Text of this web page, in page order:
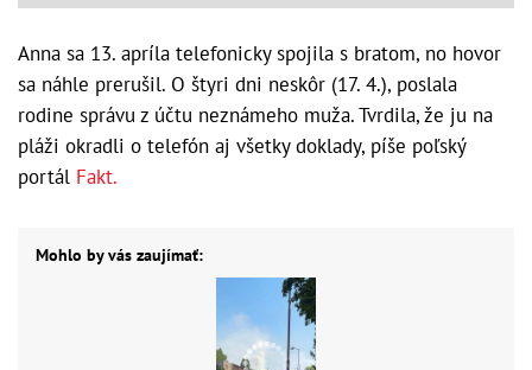
Anna sa 13. apríla telefonicky spojila s bratom, no hovor
sa náhle prerušil. O štyri dni neskôr (17. 4.), poslala
rodine správu z účtu neznámeho muža. Tvrdila, že ju na
pláži okradli o telefón aj všetky doklady, píše poľský
portál Fakt.
Mohlo by vás zaujímať: